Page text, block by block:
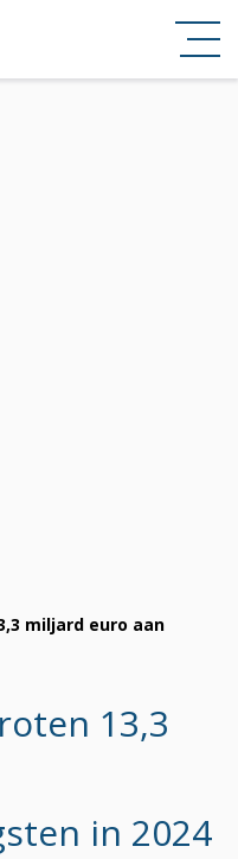
miljard euro aan
13,3
in 2024